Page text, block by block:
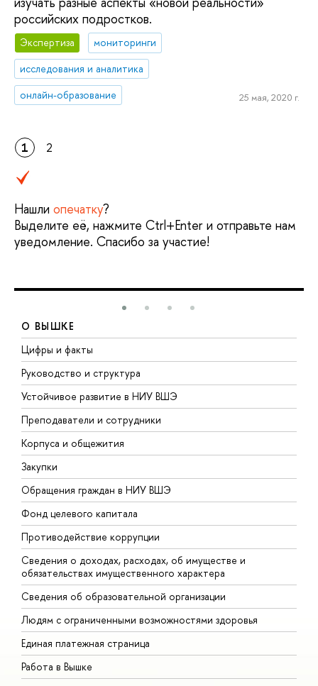
российских подростков.
Экспертиза
мониторинги
исследования и аналитика
онлайн-образование
25 мая, 2020 г.
1 2
Нашли опечатку?
Выделите её, нажмите Ctrl+Enter и отправьте нам
уведомление. Спасибо за участие!
О ВЫШКЕ
Цифры и факты
Руководство и структура
Устойчивое развитие в НИУ ВШЭ
Преподаватели и сотрудники
Корпуса и общежития
Закупки
Обращения граждан в НИУ ВШЭ
Фонд целевого капитала
Противодействие коррупции
Сведения о доходах, расходах, об имуществе и
обязательствах имущественного характера
Сведения об образовательной организации
Людям с ограниченными возможностями здоровья
Единая платежная страница
Работа в Вышке